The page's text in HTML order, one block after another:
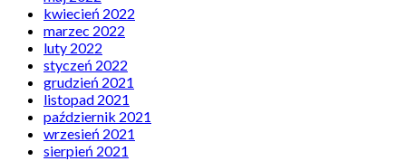
kwiecień 2022
marzec 2022
luty 2022
styczeń 2022
grudzień 2021
listopad 2021
październik 2021
wrzesień 2021
sierpień 2021